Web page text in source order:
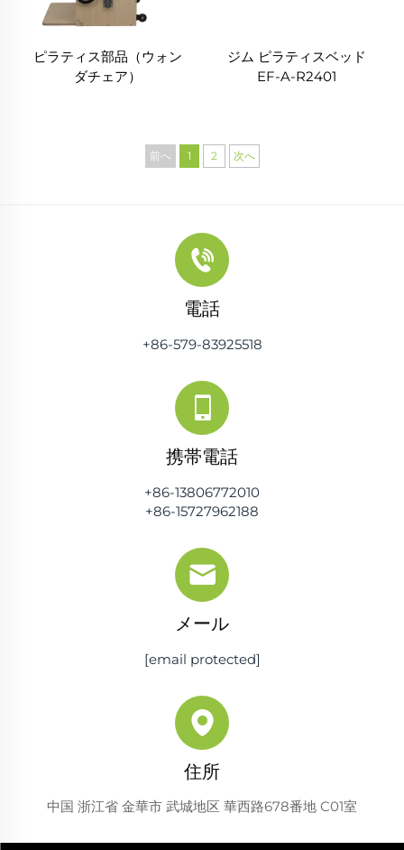
ピラティス部品（ウォン
ダチェア）
ジム ピラティスベッド
EF-A-R2401
前へ 1 2 次へ
電話
+86-579-83925518
携帯電話
+86-13806772010
+86-15727962188
メール
[email protected]
住所
中国 浙江省 金華市 武城地区 華西路678番地 C01室